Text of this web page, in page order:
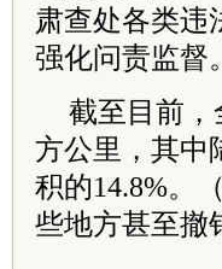
肃查处各类违
强化问责监督
截至目前，
方公里，其中
积的14.8%。
些地方甚至撤